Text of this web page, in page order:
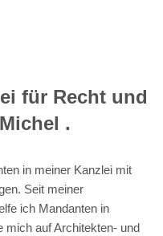
für Recht und
.
in meiner Kanzlei mit
Seit meiner
ich Mandanten in
mich auf Architekten- und